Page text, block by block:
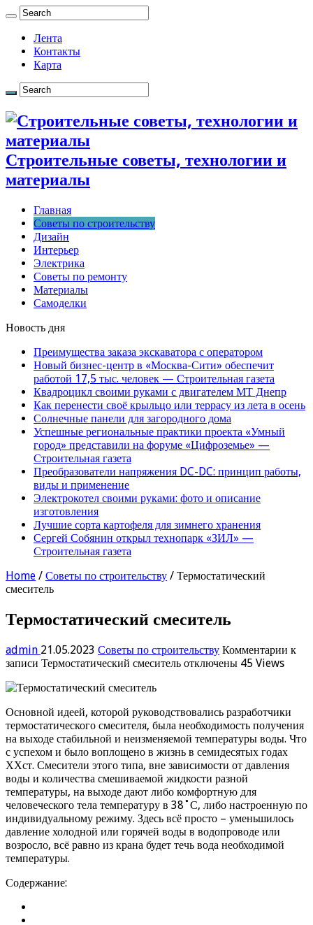
Лента
Контакты
Карта
Строительные советы, технологии и
материалы
Главная
Советы по строительству
Дизайн
Интерьер
Электрика
Советы по ремонту
Материалы
Самоделки
Новость дня
Преимущества заказа экскаватора с оператором
Новый бизнес-центр в «Москва-Сити» обеспечит
работой 17,5 тыс. человек — Строительная газета
Квадроцикл своими руками с двигателем МТ Днепр
Как перенести своё крыльцо или террасу из лета в осень
Солнечные панели для загородного дома
Успешные региональные практики проекта «Умный
город» представили на форуме «Цифроземье» —
Строительная газета
Преобразователи напряжения DC-DC: принцип работы,
виды и применение
Электрокотел своими руками: фото и описание
изготовления
Лучшие сорта картофеля для зимнего хранения
Сергей Собянин открыл технопарк «ЗИЛ» —
Строительная газета
Home / Советы по строительству / Термостатический
смеситель
Термостатический смеситель
admin 21.05.2023 Советы по строительству Комментарии к
записи Термостатический смеситель отключены 45 Views
Основной идеей, которой руководствовались разработчики
термостатического смесителя, была необходимость получения
на выходе стабильной и неизменяемой температуры воды. Что
с успехом и было воплощено в жизнь в семидесятых годах
ХХст. Смесители этого типа, вне зависимости от давления
воды и количества смешиваемой жидкости разной
температуры, на выходе дают либо комфортную для
человеческого тела температуру в 38˚С, либо настроенную по
индивидуальному режиму. Здесь всё просто – уменьшилось
давление холодной или горячей воды в водопроводе или
возросло, всё равно из крана будет течь вода необходимой
температуры.
Содержание: